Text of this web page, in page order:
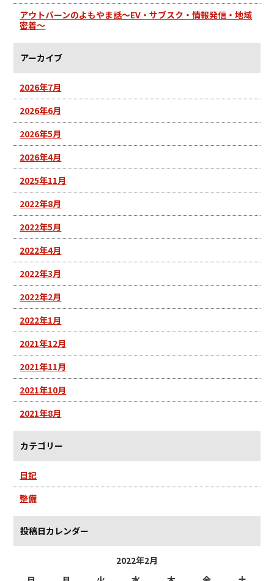
アウトバーンのよもやま話～EV・サブスク・情報発信・地域
密着～
アーカイブ
2026年7月
2026年6月
2026年5月
2026年4月
2025年11月
2022年8月
2022年5月
2022年4月
2022年3月
2022年2月
2022年1月
2021年12月
2021年11月
2021年10月
2021年8月
カテゴリー
日記
整備
投稿日カレンダー
2022年2月